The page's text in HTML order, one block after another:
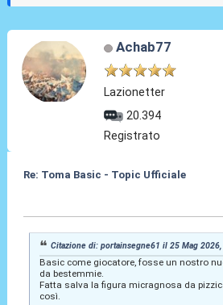
Achab77
Lazionetter
20.394
Registrato
Re: Toma Basic - Topic Ufficiale
Citazione di: portainsegne61 il 25 Mag
Basic come giocatore, fosse un nostro
da bestemmie.
Fatta salva la figura micragnosa da
così.